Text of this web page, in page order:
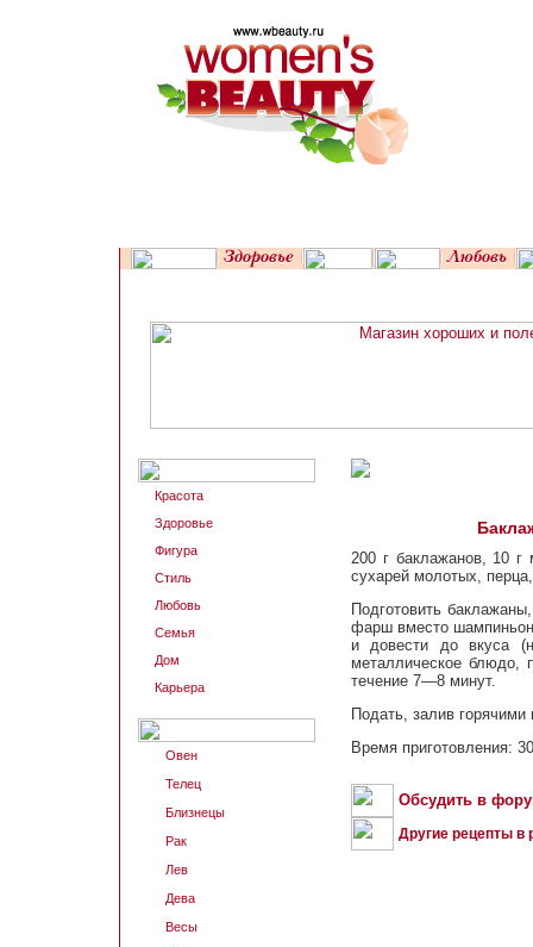
Красота
Здоровье
Фигура
Стиль
Любовь
Семья
Дом
Карьера
Овен
Телец
Близнецы
Рак
Лев
Дева
Весы
200 г баклажанов, 10 г
сухарей молотых,
Подготовить
фарш вместо
и довести до вкуса
металлическое блюдо,
течение 7—8 минут.
Подать, залив
Время приготовления:
Обсудить в
Другие рецепты в